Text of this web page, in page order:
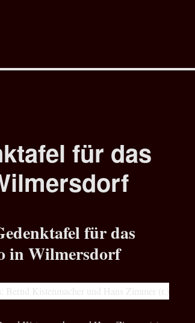
für das
für das
in Wilmersdorf